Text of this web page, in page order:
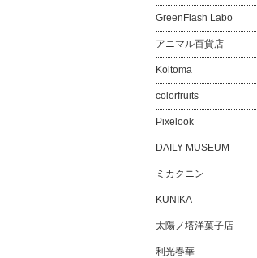
GreenFlash Labo
アニマル百貨店
Koitoma
colorfruits
Pixelook
DAILY MUSEUM
ミカクニン
KUNIKA
太陽ノ塔洋菓子店
利光春華